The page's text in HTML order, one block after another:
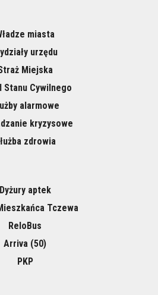
miasta
urzędu
Miejska
Stanu Cywilnego
alarmowe
kryzysowe
zdrowia
Dyżury aptek
Tczewa
ReloBus
Arriva (50)
PKP